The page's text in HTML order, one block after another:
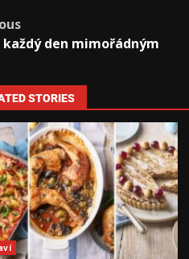
každý den mimořádným
STORIES